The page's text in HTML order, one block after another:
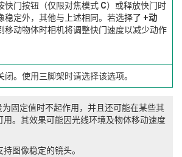
快门按钮（仅限对焦模式 C）或释放快门时
稳定外，其他与上述相同。若选择了 +动
移动物体时相机将调整快门速度以减少动作
闭。使用三脚架时请选择该选项。
为固定值时不起作用，并且还可能在某些其
用。其效果可能因光线环境及物体移动速度
图像稳定的镜头。